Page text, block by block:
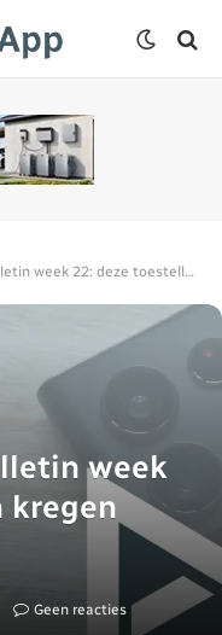
22: deze toestellen kregen updates
week
kregen
Geen reacties